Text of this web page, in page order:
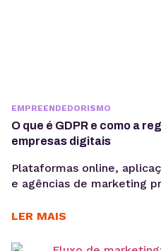
EMPREENDEDORISMO
O que é GDPR e como a
empresas digitais
Plataformas online,
e agências de marketing
sensíveis, o que aumenta
uma questão jurídica, mas
LER MAIS